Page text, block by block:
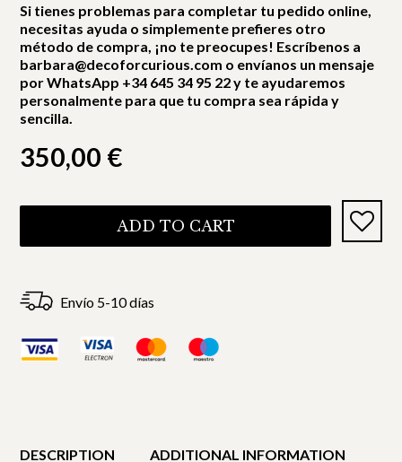
Si tienes problemas para completar tu pedido online,
necesitas ayuda o simplemente prefieres otro
método de compra, ¡no te preocupes! Escríbenos a
barbara@decoforcurious.com o envíanos un mensaje
por WhatsApp +34 645 34 95 22 y te ayudaremos
personalmente para que tu compra sea rápida y
sencilla.
350,00 €
ADD TO CART
Envío 5-10 días
DESCRIPTION ADDITIONAL INFORMATION